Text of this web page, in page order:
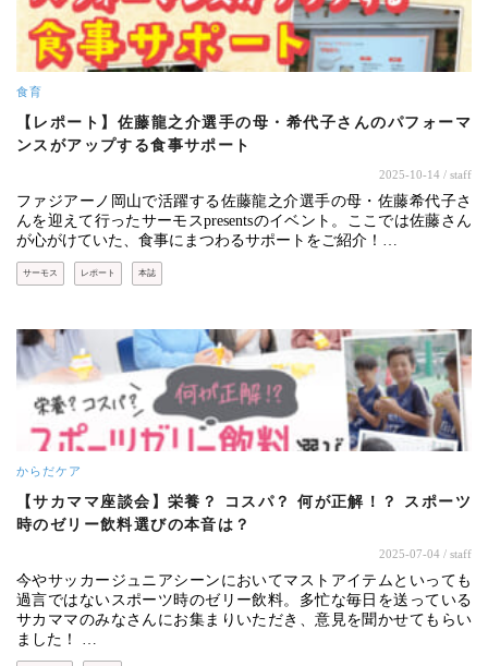
食育
【レポート】佐藤龍之介選手の母・希代子さんのパフォーマ
ンスがアップする食事サポート
2025-10-14 / staff
ファジアーノ岡山で活躍する佐藤龍之介選手の母・佐藤希代子さ
んを迎えて行ったサーモスpresentsのイベント。ここでは佐藤さん
が心がけていた、食事にまつわるサポートをご紹介！…
サーモス レポート 本誌
からだケア
【サカママ座談会】栄養？ コスパ？ 何が正解！？ スポーツ
時のゼリー飲料選びの本音は？
2025-07-04 / staff
今やサッカージュニアシーンにおいてマストアイテムといっても
過言ではないスポーツ時のゼリー飲料。多忙な毎日を送っている
サカママのみなさんにお集まりいただき、意見を聞かせてもらい
ました！ …